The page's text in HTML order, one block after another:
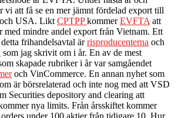
vi att få se en mer jämnt fördelad export till
USA. Likt CPTPPkommerEVFTA att
med mindre andel export från Vietnam. Ett
frihandelsavtal ärrisproducenterna och
som jag skrivit om i år. En av de mest
skapade rubriker i år var samgåendet
och VinCommerce. En annan nyhet som
är börsrelaterad och inte nog med att VSD
Securities depository and clearing att
nya limits. Från årsskiftet kommer
under 100 aktier från tidigare 10. Hur